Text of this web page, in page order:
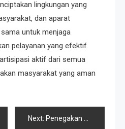
lingkungan yang
dan aparat
untuk menjaga
pelayanan yang efektif.
aktif dari semua
masyarakat yang aman
Next: Penegakan Hukum